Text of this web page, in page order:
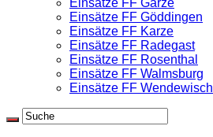
Einsätze FF Garze
Einsätze FF Göddingen
Einsätze FF Karze
Einsätze FF Radegast
Einsätze FF Rosenthal
Einsätze FF Walmsburg
Einsätze FF Wendewisch